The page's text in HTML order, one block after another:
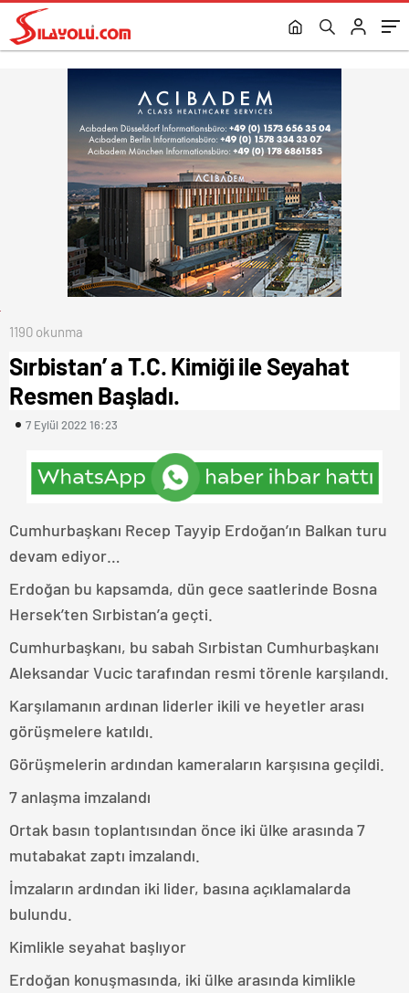
1190 okunma
Sırbistan’ a T.C. Kimiği ile Seyahat
Resmen Başladı.
7 Eylül 2022 16:23
Cumhurbaşkanı Recep Tayyip Erdoğan’ın Balkan turu
devam ediyor…
Erdoğan bu kapsamda, dün gece saatlerinde Bosna
Hersek’ten Sırbistan’a geçti.
Cumhurbaşkanı, bu sabah Sırbistan Cumhurbaşkanı
Aleksandar Vucic tarafından resmi törenle karşılandı.
Karşılamanın ardınan liderler ikili ve heyetler arası
görüşmelere katıldı.
Görüşmelerin ardından kameraların karşısına geçildi.
7 anlaşma imzalandı
Ortak basın toplantısından önce iki ülke arasında 7
mutabakat zaptı imzalandı.
İmzaların ardından iki lider, basına açıklamalarda
bulundu.
Kimlikle seyahat başlıyor
Erdoğan konuşmasında, iki ülke arasında kimlikle